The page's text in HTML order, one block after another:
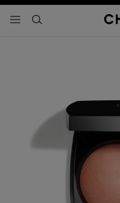
- navegación principal
buscar